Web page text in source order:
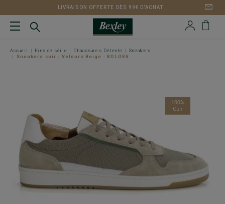
LIVRAISON OFFERTE DÈS 99€ D'ACHAT
Accueil Fins de série Chaussures Détente
Sneakers
Sneakers cuir - Velours Beige - KOLORA